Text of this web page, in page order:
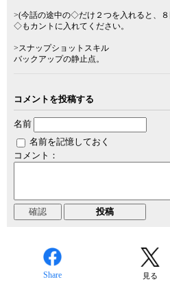
>(今話の途中の◇だけ２つを入れると、
◇もカントに入れてください。
>スナップショットスキル
バックアップの静止点。
コメントを投稿する
名前
名前を記憶しておく
コメント：
Share 見る